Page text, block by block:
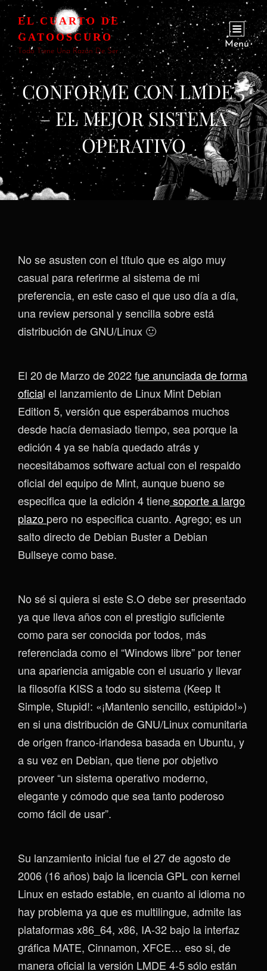
EL CUARTO DE
GATOOSCURO
Todo Tiene Una Razón De Ser
Menú
CONFORME CON LMDE 5
– EL MEJOR SISTEMA
OPERATIVO
No se asusten con el título que es algo muy
casual para referirme al sistema de mi
preferencia, en este caso el que uso día a día,
una review personal y sencilla sobre está
distribución de GNU/Linux 🙂
El 20 de Marzo de 2022 fue anunciada de forma
oficial el lanzamiento de Linux Mint Debian
Edition 5, versión que esperábamos muchos
desde hacía demasiado tiempo, sea porque la
edición 4 ya se había quedado atrás y
necesitábamos software actual con el respaldo
oficial del equipo de Mint, aunque bueno se
especifica que la edición 4 tienesoporte a largo
plazo pero no especifica cuanto. Agrego; es un
salto directo de Debian Buster a Debian
Bullseye como base.
No sé si quiera si este S.O debe ser presentado
ya que lleva años con el prestigio suficiente
como para ser conocida por todos, más
referenciada como el “Windows libre” por tener
una apariencia amigable con el usuario y llevar
la filosofía KISS a todo su sistema (Keep It
Simple, Stupid!: «¡Mantenlo sencillo, estúpido!»)
en si una distribución de GNU/Linux comunitaria
de origen franco-irlandesa basada en Ubuntu, y
a su vez en Debian, que tiene por objetivo
proveer “un sistema operativo moderno,
elegante y cómodo que sea tanto poderoso
como fácil de usar”.
Su lanzamiento inicial fue el 27 de agosto de
2006 (16 años) bajo la licencia GPL con kernel
Linux en estado estable, en cuanto al idioma no
hay problema ya que es multilingue, admite las
plataformas x86_64, x86, IA-32 bajo la interfaz
gráfica MATE, Cinnamon, XFCE… eso si, de
manera oficial la versión LMDE 4-5 sólo están